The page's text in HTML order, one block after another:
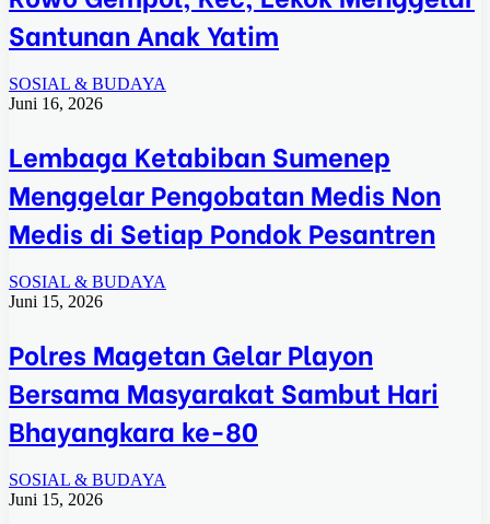
Santunan Anak Yatim
SOSIAL & BUDAYA
Juni 16, 2026
Lembaga Ketabiban Sumenep
Menggelar Pengobatan Medis Non
Medis di Setiap Pondok Pesantren
SOSIAL & BUDAYA
Juni 15, 2026
Polres Magetan Gelar Playon
Bersama Masyarakat Sambut Hari
Bhayangkara ke-80
SOSIAL & BUDAYA
Juni 15, 2026